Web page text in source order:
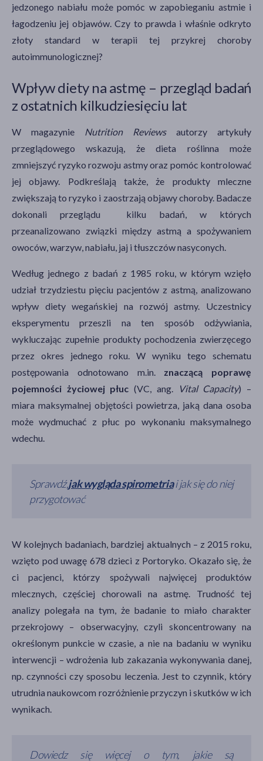
jedzonego nabiału może pomóc w zapobieganiu astmie i
łagodzeniu jej objawów. Czy to prawda i właśnie odkryto
złoty standard w terapii tej przykrej choroby
autoimmunologicznej?
Wpływ diety na astmę – przegląd badań
z ostatnich kilkudziesięciu lat
W magazynie Nutrition Reviewsautorzy artykuły
przeglądowego wskazują, że dieta roślinna może
zmniejszyć ryzyko rozwoju astmy oraz pomóc kontrolować
jej objawy. Podkreślają także, że produkty mleczne
zwiększają to ryzyko i zaostrzają objawy choroby. Badacze
dokonali przeglądu kilku badań, w których
przeanalizowano związki między astmą a spożywaniem
owoców, warzyw, nabiału, jaj i tłuszczów nasyconych.
Według jednego z badań z 1985 roku, w którym wzięło
udział trzydziestu pięciu pacjentów z astmą, analizowano
wpływ diety wegańskiej na rozwój astmy. Uczestnicy
eksperymentu przeszli na ten sposób odżywiania,
wykluczając zupełnie produkty pochodzenia zwierzęcego
przez okres jednego roku. W wyniku tego schematu
postępowania odnotowano m.in. znaczącą poprawę
pojemności życiowej płuc (VC, ang. Vital Capacity) –
miara maksymalnej objętości powietrza, jaką dana osoba
może wydmuchać z płuc po wykonaniu maksymalnego
wdechu.
Sprawdź,jak wygląda spirometriai jak się do niej
przygotować
W kolejnych badaniach, bardziej aktualnych – z 2015 roku,
wzięto pod uwagę 678 dzieci z Portoryko. Okazało się, że
ci pacjenci, którzy spożywali najwięcej produktów
mlecznych, częściej chorowali na astmę. Trudność tej
analizy polegała na tym, że badanie to miało charakter
przekrojowy – obserwacyjny, czyli skoncentrowany na
określonym punkcie w czasie, a nie na badaniu w wyniku
interwencji – wdrożenia lub zakazania wykonywania danej,
np. czynności czy sposobu leczenia. Jest to czynnik, który
utrudnia naukowcom rozróżnienie przyczyn i skutków w ich
wynikach.
Dowiedz się więcej o tym, jakie są